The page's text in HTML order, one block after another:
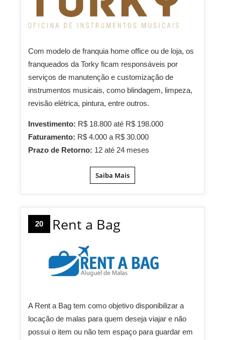
Com modelo de franquia home office ou de loja, os
franqueados da Torky ficam responsáveis por
serviços de manutenção e customização de
instrumentos musicais, como blindagem, limpeza,
revisão elétrica, pintura, entre outros.
Investimento: R$ 18.800 até R$ 198.000
Faturamento: R$ 4.000 a R$ 30.000
Prazo de Retorno: 12 até 24 meses
Saiba Mais
20 Rent a Bag
A Rent a Bag tem como objetivo disponibilizar a
locação de malas para quem deseja viajar e não
possui o item ou não tem espaço para guardar em